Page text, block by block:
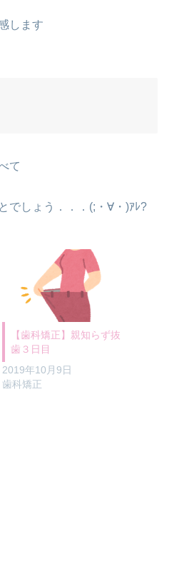
します
て
でしょう．．．(;・∀・)ｱﾚ?
【歯科矯正】親知らず抜
歯３日目
2019年10月9日
歯科矯正